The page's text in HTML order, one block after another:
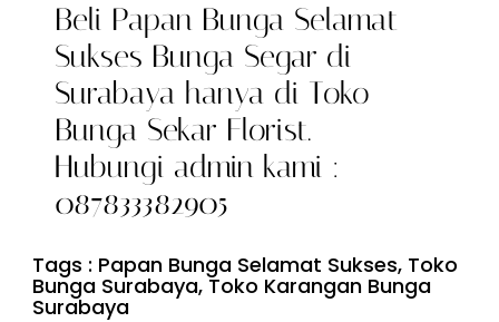
Beli Papan Bunga Selamat
Sukses Bunga Segar di
Surabaya hanya di Toko
Bunga Sekar Florist.
Hubungi admin kami :
087833382905
Tags : Papan Bunga Selamat Sukses, Toko
Bunga Surabaya,Toko Karangan Bunga
Surabaya